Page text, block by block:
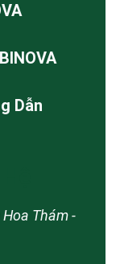
Dẫn
Thám -